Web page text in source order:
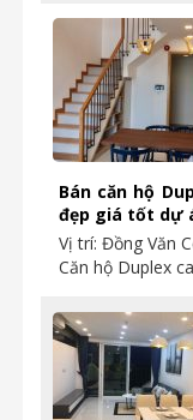
Bán căn hộ
đẹp giá tốt dự
Vị trí: Đồng Văn
Căn hộ Duplex